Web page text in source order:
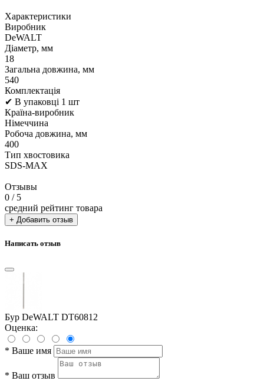
Характеристики
Виробник
DeWALT
Діаметр, мм
18
Загальна довжина, мм
540
Комплектація
✔ В упаковці 1 шт
Країна-виробник
Німеччина
Робоча довжина, мм
400
Тип хвостовика
SDS-MAX
Отзывы
0 / 5
средний рейтинг товара
+ Добавить отзыв
Написать отзыв
Бур DeWALT DT60812
Оценка:
* Ваше имя
* Ваш отзыв